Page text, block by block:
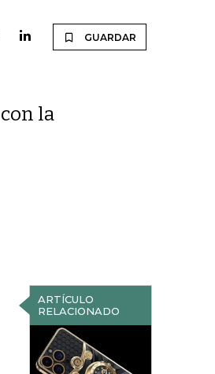
GUARDAR
la
ARTÍCULO
RELACIONADO